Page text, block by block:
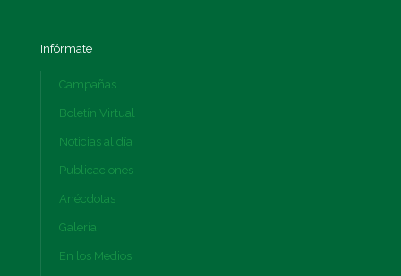
Infórmate
Campañas
Boletín Virtual
Noticias al día
Publicaciones
Anécdotas
Galería
En los Medios